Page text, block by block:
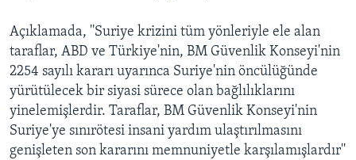
Açıklamada, ''Suriye krizini tüm yönleriyle ele alan
taraflar, ABD ve Türkiye'nin, BM Güvenlik Konseyi'nin
2254 sayılı kararı uyarınca Suriye'nin öncülüğünde
yürütülecek bir siyasi sürece olan bağlılıklarını
yinelemişlerdir. Taraflar, BM Güvenlik Konseyi'nin
Suriye'ye sınırötesi insani yardım ulaştırılmasını
genişleten son kararını memnuniyetle karşılamışlardır''